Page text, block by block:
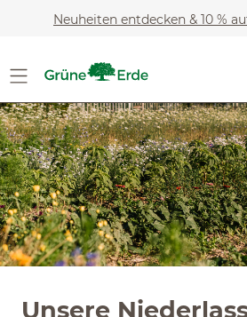
Zum Hauptinhalt springen
Neuheiten entdecken & 10 %
Unsere